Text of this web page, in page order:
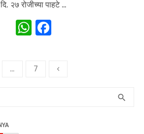
दि. २७ रोजीच्या पाहटे …
W
s
e
… 7 ‹
search